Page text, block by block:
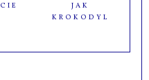
JAK
KROKODYL